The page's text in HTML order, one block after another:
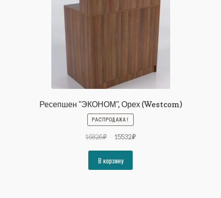
Ресепшен "ЭКОНОМ", Орех (Westcom)
РАСПРОДАЖА!
16826₽
Первоначальная
составляла
16826₽.
15532₽Текущая
В корзину